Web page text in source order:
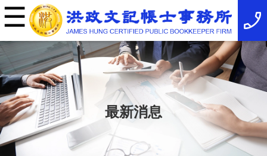
☰
×
務
所
簡
介
最
新
消
息
稅
務
法
最新消息